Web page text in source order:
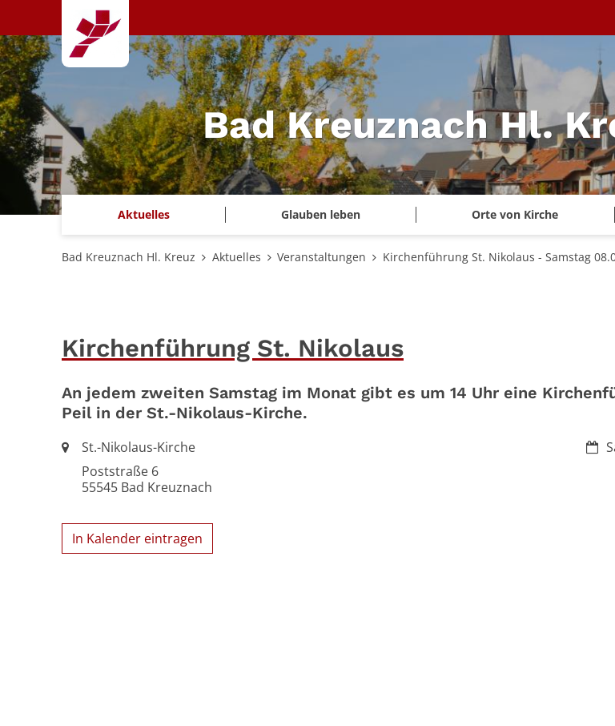
Zum Inhalt springen
Bad Kreuznach Hl.
Aktuelles Glauben leben Orte von Kirche
Bad Kreuznach Hl. Kreuz Aktuelles Veranstaltungen Kirchenführung St. Nikolaus - Samstag
Kirchenführung St. Nikolaus
An jedem zweiten Samstag im Monat gibt es um 14 Uhr eine
Peil in der St.-Nikolaus-Kirche.
Ort:St.-Nikolaus-Kirche
Poststraße 6
55545 Bad Kreuznach
In Kalender eintragen